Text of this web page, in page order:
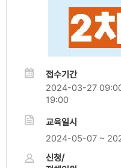
접수기간
2024-03-27
19:00
교육일시
2024-05-07 ~
신청/